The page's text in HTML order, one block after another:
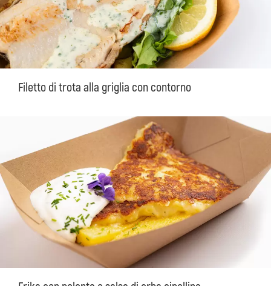
Filetto di trota alla griglia con contorno